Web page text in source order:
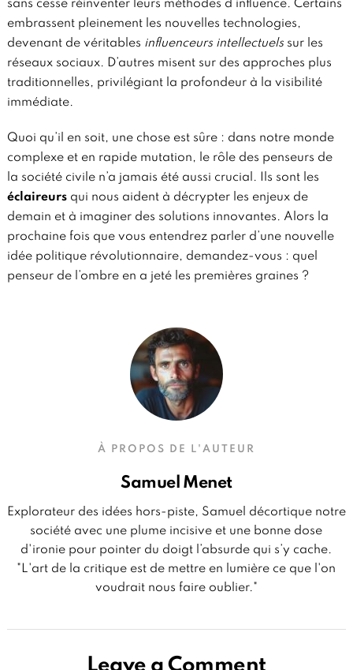
sans cesse réinventer leurs méthodes d’influence. Certains
embrassent pleinement les nouvelles technologies,
devenant de véritables influenceurs intellectuelssur les
réseaux sociaux. D’autres misent sur des approches plus
traditionnelles, privilégiant la profondeur à la visibilité
immédiate.
Quoi qu’il en soit, une chose est sûre : dans notre monde
complexe et en rapide mutation, le rôle des penseurs de
la société civile n’a jamais été aussi crucial. Ils sont les
éclaireursqui nous aident à décrypter les enjeux de
demain et à imaginer des solutions innovantes. Alors la
prochaine fois que vous entendrez parler d’une nouvelle
idée politique révolutionnaire, demandez-vous : quel
penseur de l’ombre en a jeté les premières graines ?
À PROPOS DE L'AUTEUR
Samuel Menet
Explorateur des idées hors-piste, Samuel décortique notre
société avec une plume incisive et une bonne dose
d'ironie pour pointer du doigt l’absurde qui s’y cache.
"L'art de la critique est de mettre en lumière ce que l'on
voudrait nous faire oublier."
Leave a Comment